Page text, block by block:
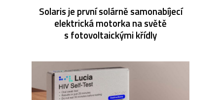
Solaris je první solárně samonabíjecí
elektrická motorka na světě
s fotovoltaickými křídly